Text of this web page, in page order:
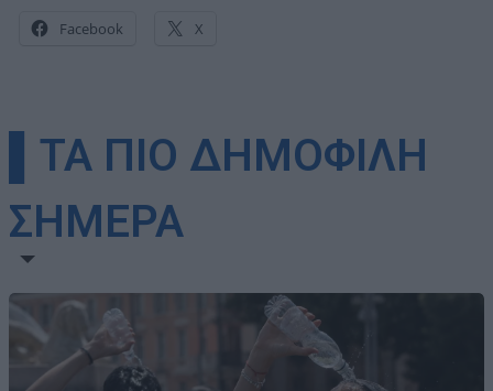
Facebook X
▌ΤΑ ΠΙΟ ΔΗΜΟΦΙΛΗ
ΣΗΜΕΡΑ